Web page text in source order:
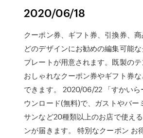
2020/06/18
クーポン券、ギフト券、引換券、
どのデザインにお勧めの編集可能
プレートが用意されます。既製の
おしゃれなクーポン券やギフト券
できます。 2020/06/22 「すかいら
ウンロード(無料)で、ガストやバー
サンなど20種類以上のお店で使え
ンが届きます。 特別なクーポン お